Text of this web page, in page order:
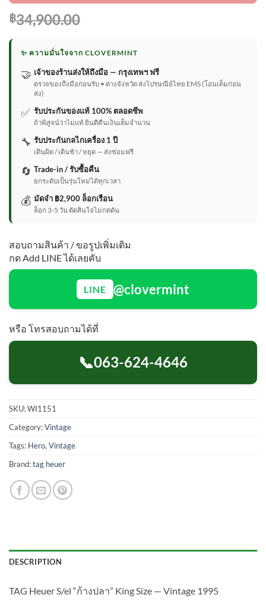
฿34,900.00
✨ ความมั่นใจจาก CLOVERMINT
🤝 เจ้าของร้านส่งให้ถึงมือ — กรุงเทพฯ ฟรี
ตรวจของถึงมือก่อนรับ • ต่างจังหวัด ส่งไปรษณีย์ไทย EMS (โอนเต็มก่อน
ส่ง)
✅ รับประกันของแท้ 100% ตลอดชีพ
ถ้าพิสูจน์ว่าไม่แท้ ยินดีคืนเงินเต็มจำนวน
🔧 รับประกันกลไกเครื่อง 1 ปี
เดินผิด / เดินช้า / หยุด — ส่งซ่อมฟรี
🔄 Trade-in / รับซื้อคืน
ยกระดับเป็นรุ่นใหม่ได้ทุกเวลา
💰 มัดจำ ฿2,900 ล็อกเรือน
ล็อก 3-5 วัน ตัดสินใจไม่กดดัน
สอบถามสินค้า / ขอรูปเพิ่มเติม
กด Add LINE ได้เลยคับ
LINE @clovermint
หรือ โทรสอบถามได้ที่
📞063-624-4646
SKU:WI1151
Category:Vintage
Tags: Hero, Vintage
Brand:tag heuer
DESCRIPTION
TAG Heuer S/el “ก้างปลา” King Size — Vintage 1995